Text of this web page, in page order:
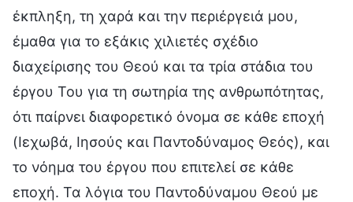
έκπληξη, τη χαρά και την περιέργειά μου,
έμαθα για το εξάκις χιλιετές σχέδιο
διαχείρισης του Θεού και τα τρία στάδια του
έργου Του για τη σωτηρία της ανθρωπότητας,
ότι παίρνει διαφορετικό όνομα σε κάθε εποχή
(Ιεχωβά, Ιησούς και Παντοδύναμος Θεός), και
το νόημα του έργου που επιτελεί σε κάθε
εποχή. Τα λόγια του Παντοδύναμου Θεού με